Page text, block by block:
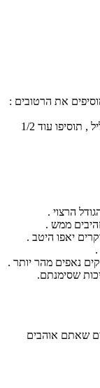
את הרטובים :
מערבבים היטב , התערובת סמיכה , רוצים יותר דליל , תוסיפו עוד 1/2
יאפו היטב .
נאפים מהר יותר .
שסימנתם.
שאתם אוהבים